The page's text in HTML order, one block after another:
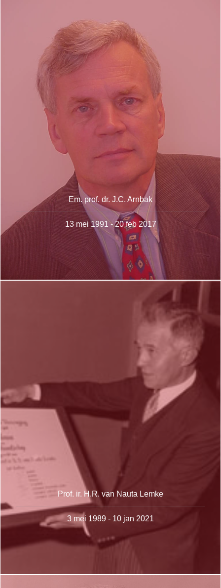
Em. prof. dr. J.C. Arnbak
13 mei 1991 - 20 feb 2017
Prof. ir. H.R. van Nauta Lemke
3 mei 1989 - 10 jan 2021